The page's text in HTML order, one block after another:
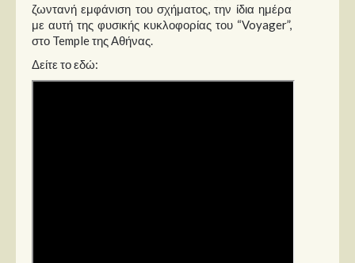
Μουσικοί
Διάφοροι
Εκτός Συνόρων
ζωντανή εμφάνιση του σχήματος, την ίδια ημέρα
με αυτή της φυσικής κυκλοφορίας του “Voyager”,
στο Temple της Αθήνας.
Δείτε το εδώ: